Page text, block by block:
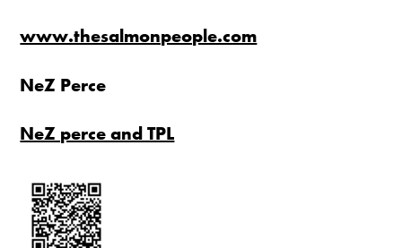
www.thesalmonpeople.com
NeZ Perce
NeZ perce and TPL